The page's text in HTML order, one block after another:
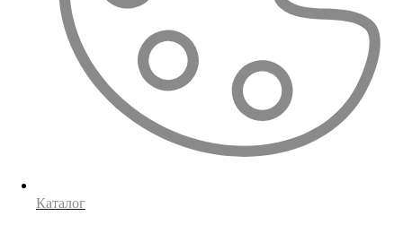
Каталог